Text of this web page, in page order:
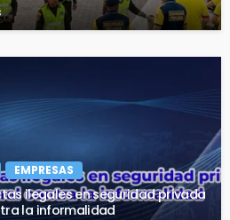
EMPRESAS
ilegales en seguridad privada
la informalidad